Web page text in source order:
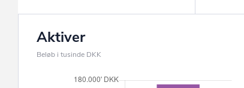
Aktiver
Beløb i tusinde DKK